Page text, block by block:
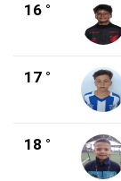
16 °
17 °
18 °